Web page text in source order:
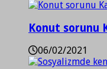
Konut sorunu
06/02/2021